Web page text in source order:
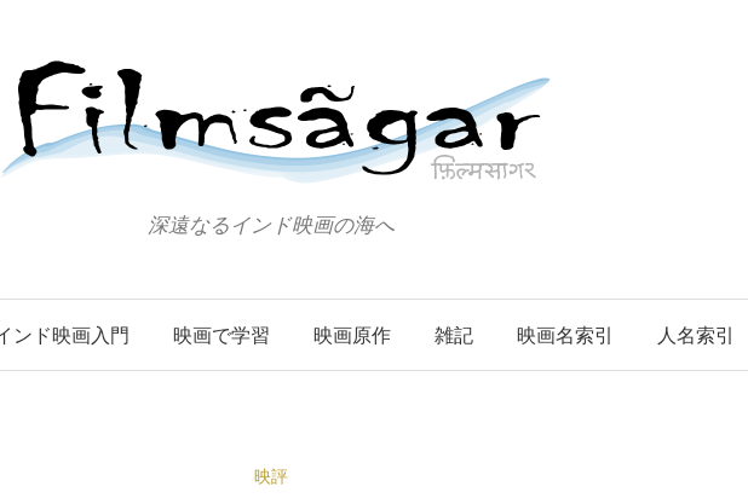
深遠なるインド映画の海へ
ンド映画入門 映画で学習 映画原作 雑記 映画名索引 人名索引
映評